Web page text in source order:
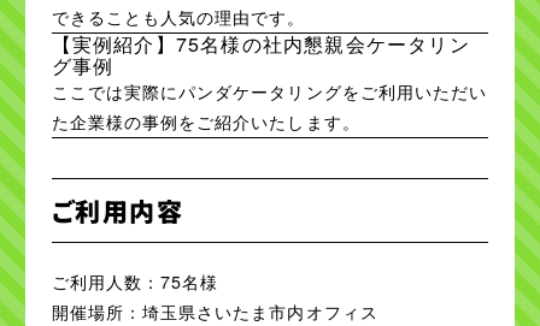
できることも人気の理由です。
【実例紹介】75名様の社内懇親会ケータリン
グ事例
ここでは実際にパンダケータリングをご利用いただい
た企業様の事例をご紹介いたします。
ご利用内容
ご利用人数：75名様
開催場所：埼玉県さいたま市内オフィス